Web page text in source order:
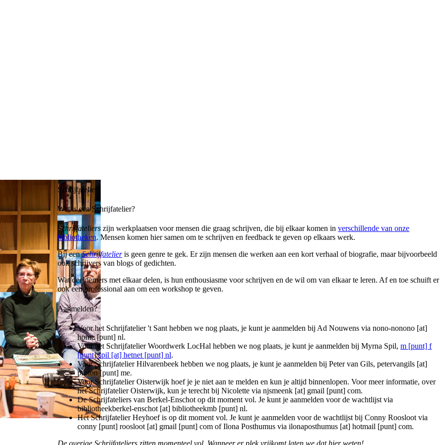
Schrijfatelier
Wat is een Schrijfatelier?
Schrijfateliers zijn werkplaatsen voor mensen die graag schrijven, die bij elkaar komen inverschillende van onze
bibliotheken. Mensen komen hier samen om te schrijven en feedback te geven op elkaars werk.
Bij eenSchrijfatelieris geen genre te gek. Er zijn mensen die werken aan een kort verhaal of biografie, maar bijvoorbeeld
ook schrijvers van blogs of gedichten.
Wat deelnemers met elkaar delen, is hun enthousiasme voor schrijven en de wil om van elkaar te leren. Af en toe schuift er
ook een professional aan om een workshop te geven.
Aanmelden?
Voor het Schrijfatelier 't Sant hebben we nog plaats, je kunt je aanmelden bij Ad Nouwens vianono-nonono [at]
home [punt] nl.
Voor het Schrijfatelier Woordwerk LocHal hebben we nog plaats, je kunt je aanmelden bij Myrna Spil,m [punt] f
[punt] spil [at] hetnet [punt] nl.
Voor Schrijfatelier Hilvarenbeek hebben we nog plaats, je kunt je aanmelden bij Peter van Gils,petervangils [at]
proton [punt] me.
Voor Schrijfatelier Oisterwijk hoef je je niet aan te melden en kun je altijd binnenlopen. Voor meer informatie, over
het Schrijfatelier Oisterwijk, kun je terecht bij Nicolette vianjsmeenk [at] gmail [punt] com.
De Schrijfateliers van Berkel-Enschot op dit moment vol. Je kunt je aanmelden voor de wachtlijst via
bibliotheekberkel-enschot [at] bibliotheekmb [punt] nl.
Het Schrijfatelier Heyhoef is op dit moment vol. Je kunt je aanmelden voor de wachtlijst bij Conny Roosloot via
conny [punt] roosloot [at] gmail [punt] com of Ilona Posthumus viailonaposthumus [at] hotmail [punt] com.
De overige Schrijfateliers zitten momenteel vol. Wanneer er plek vrijkomt laten we dat hier weten!